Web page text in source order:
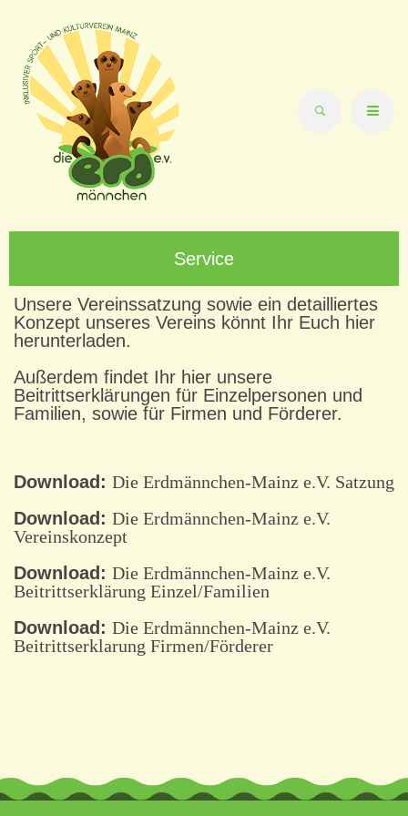
Service
Unsere Vereinssatzung sowie ein detailliertes
Konzept unseres Vereins könnt Ihr Euch hier
herunterladen.
Außerdem findet Ihr hier unsere
Beitrittserklärungen für Einzelpersonen und
Familien, sowie für Firmen und Förderer.
Download: Die Erdmännchen-Mainz e.V. Satzung
Download: Die Erdmännchen-Mainz e.V.
Vereinskonzept
Download: Die Erdmännchen-Mainz e.V.
Beitrittserklärung Einzel/Familien
Download: Die Erdmännchen-Mainz e.V.
Beitrittserklarung Firmen/Förderer